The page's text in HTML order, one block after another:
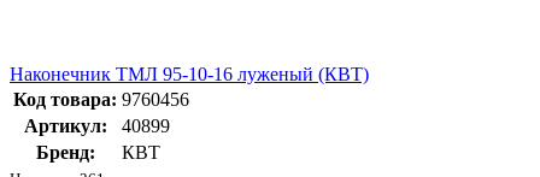
Наконечник ТМЛ 95-10-16 луженый (КВТ)
Код товара: 9760456
Артикул:
40899
Бренд:
КВТ